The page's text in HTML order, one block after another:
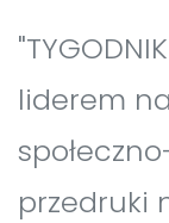
liderem
przedruki